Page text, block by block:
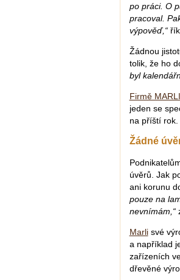
po práci. O
pracoval.
výpověď,“
Žádnou
tolik, že ho
byl
Firmě MARLI
jeden se
na příští rok.
Žádné
úvěrů. Jak
ani korunu
pouze na
nevnímám,“
Marlisvé
a například
zařízeních
dřevěné